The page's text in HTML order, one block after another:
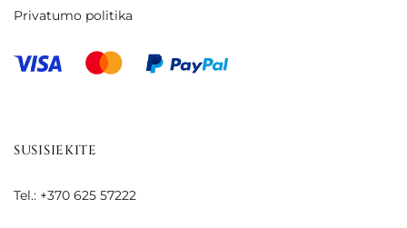
Privatumo politika
SUSISIEKITE
Tel.: +370 625 57222